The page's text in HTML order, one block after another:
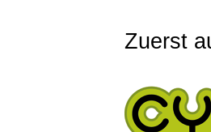
Zuerst